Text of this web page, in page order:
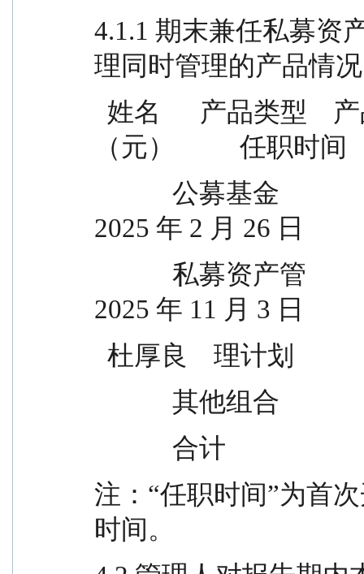
4.1.1 期末兼任私募资
理同时管理的产品情况
（元）          任职时间
2025 年 2 月 26 日
2025 年 11 月 3 日
  杜厚良    理计划
其他组合
合计
注：“任职时间”为首
时间。